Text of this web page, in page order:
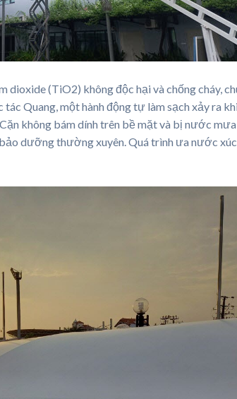
dioxide (TiO2) không độc hại và chống cháy,
Quang, một hành động tự làm sạch xảy ra
không bám dính trên bề mặt và bị nước
dưỡng thường xuyên. Quá trình ưa nước